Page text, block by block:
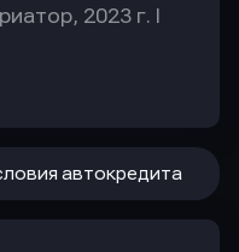
2023 г. I
автокредита